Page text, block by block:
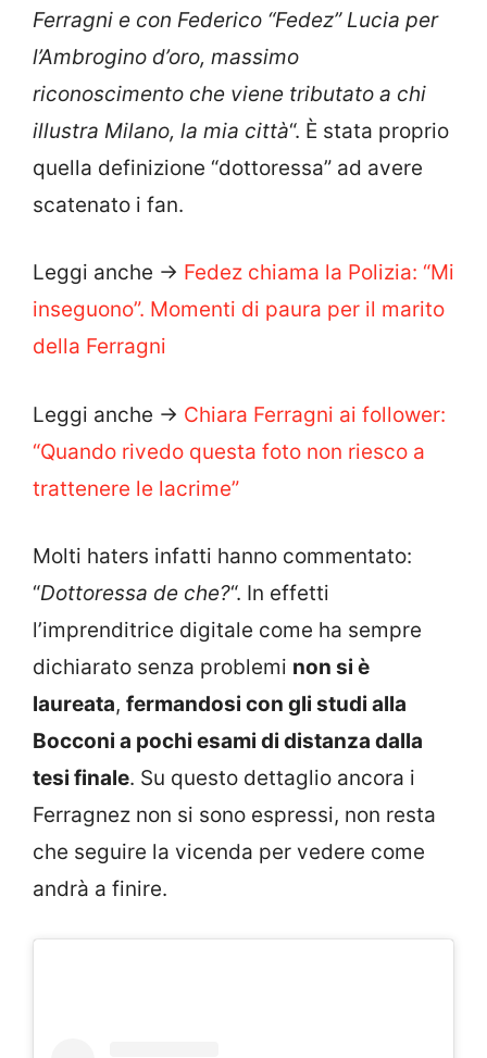
Ferragni e con Federico “Fedez” Lucia per
l’Ambrogino d’oro, massimo
riconoscimento che viene tributato a chi
illustra Milano, la mia città“. È stata proprio
quella definizione “dottoressa” ad avere
scatenato i fan.
Leggi anche -> Fedez chiama la Polizia: “Mi
inseguono”. Momenti di paura per il marito
della Ferragni
Leggi anche -> Chiara Ferragni ai follower:
“Quando rivedo questa foto non riesco a
trattenere le lacrime”
Molti haters infatti hanno commentato:
“Dottoressa de che?“. In effetti
l’imprenditrice digitale come ha sempre
dichiarato senza problemi non si è
laureata, fermandosi con gli studi alla
Bocconi a pochi esami di distanza dalla
tesi finale. Su questo dettaglio ancora i
Ferragnez non si sono espressi, non resta
che seguire la vicenda per vedere come
andrà a finire.